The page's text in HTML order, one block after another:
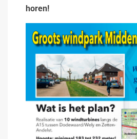
horen!